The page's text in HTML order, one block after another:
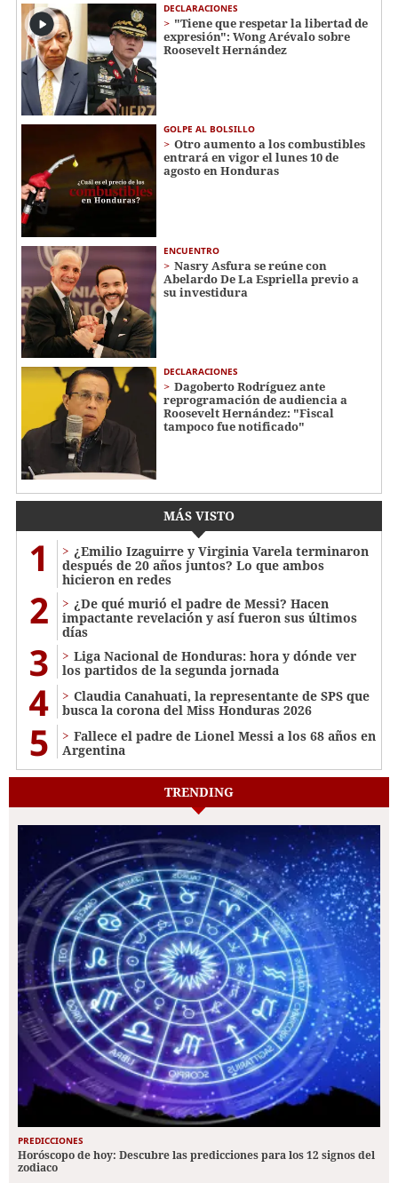
DECLARACIONES
"Tiene que respetar la libertad de
expresión": Wong Arévalo sobre
Roosevelt Hernández
GOLPE AL BOLSILLO
Otro aumento a los combustibles
entrará en vigor el lunes 10 de
agosto en Honduras
ENCUENTRO
Nasry Asfura se reúne con
Abelardo De La Espriella previo a
su investidura
DECLARACIONES
Dagoberto Rodríguez ante
reprogramación de audiencia a
Roosevelt Hernández: "Fiscal
tampoco fue notificado"
MÁS VISTO
1
¿Emilio Izaguirre y Virginia Varela terminaron
después de 20 años juntos? Lo que ambos
hicieron en redes
2
¿De qué murió el padre de Messi? Hacen
impactante revelación y así fueron sus últimos
días
3
Liga Nacional de Honduras: hora y dónde ver
los partidos de la segunda jornada
4
Claudia Canahuati, la representante de SPS que
busca la corona del Miss Honduras 2026
5
Fallece el padre de Lionel Messi a los 68 años en
Argentina
TRENDING
PREDICCIONES
Horóscopo de hoy: Descubre las predicciones para los 12 signos del
zodiaco